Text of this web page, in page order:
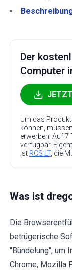
Der
Computer
Um das
können,
erwerben. Auf
verfügbar.
ist RCS LT, die
Was ist
Die
betrügerische
"Bündelung", um
Chrome, Mozilla